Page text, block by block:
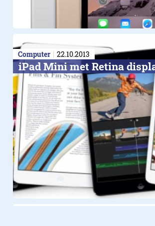
Computer 22.10.2013
iPad Mini met Retina